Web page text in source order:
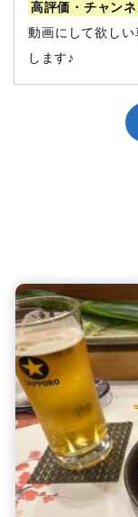
高評価・チャン
動画にして欲し
します♪